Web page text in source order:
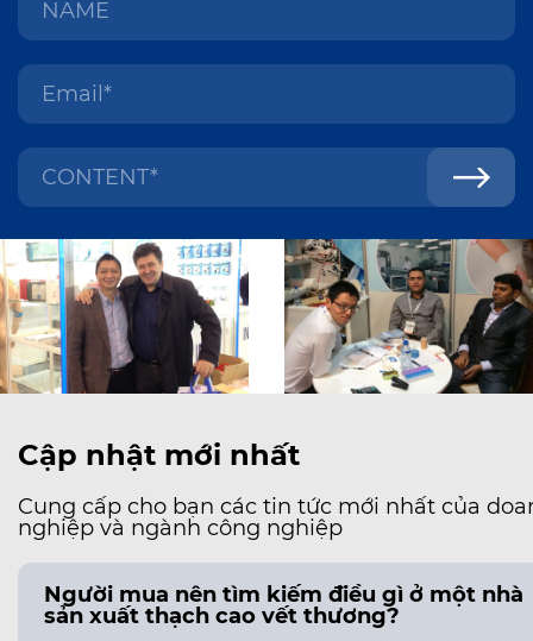
Cập nhật mới nhất
Cung cấp cho bạn các tin tức mới nhất của
nghiệp và ngành công nghiệp
Người mua nên tìm kiếm điều gì ở một nhà
sản xuất thạch cao vết thương?